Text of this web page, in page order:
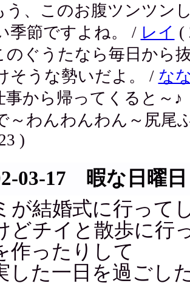
う、このお腹ツンツン
季節ですよね。 / レイ (
のぐうたなら毎日から
そうな勢いだよ。 / な
事から帰ってくると～
～わんわんわん～尻尾
)
03-17 暇な日曜日
が結婚式に行って
どチイと散歩に行
作ったりして
した一日を過ごし